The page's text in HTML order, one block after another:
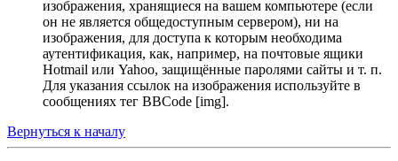
изображения, хранящиеся на вашем компьютере (если
он не является общедоступным сервером), ни на
изображения, для доступа к которым необходима
аутентификация, как, например, на почтовые ящики
Hotmail или Yahoo, защищённые паролями сайты и т. п.
Для указания ссылок на изображения используйте в
сообщениях тег BBCode [img].
Вернуться к началу